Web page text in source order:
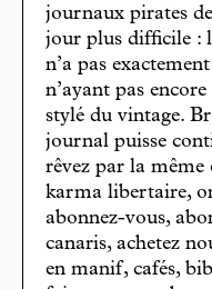
journaux pirates
jour plus difficile :
n’a pas
n’ayant pas
stylé du vintage.
journal puisse
rêvez par la même
karma libertaire,
abonnez-vous,
canaris, achetez
en manif, cafés,